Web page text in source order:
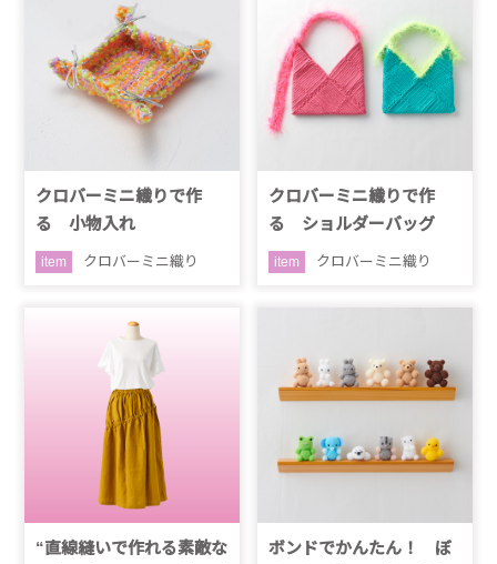
クロバーミニ織りで作
る 小物入れ
item クロバーミニ織り
クロバーミニ織りで作
る ショルダーバッグ
item クロバーミニ織り
“直線縫いで作れる素敵な
ボンドでかんたん！ ぼ